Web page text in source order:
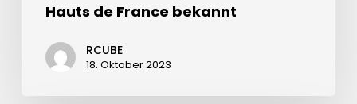
Hauts de France bekannt
RCUBE
18. Oktober 2023